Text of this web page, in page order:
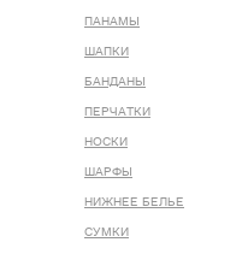
ПАНАМЫ
ШАПКИ
БАНДАНЫ
ПЕРЧАТКИ
НОСКИ
ШАРФЫ
НИЖНЕЕ БЕЛЬЕ
СУМКИ